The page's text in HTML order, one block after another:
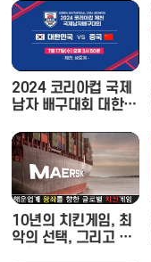
2024 코리아컵 국제
남자 배구대회 대한민
10년의 치킨게임, 최
악의 선택, 그리고 한